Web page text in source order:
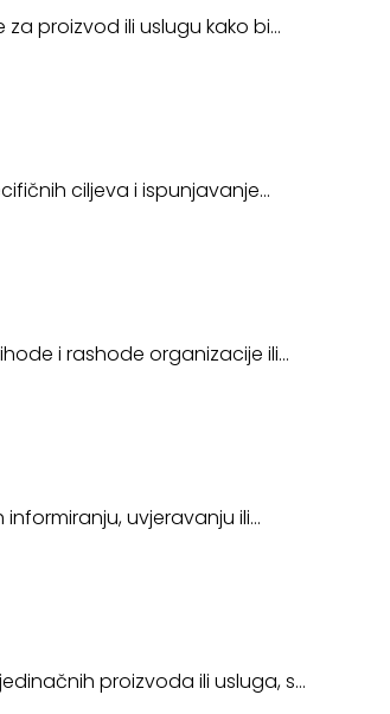
proizvod ili uslugu kako bi…
ciljeva i ispunjavanje…
i rashode organizacije ili…
uvjeravanju ili…
proizvoda ili usluga, s…